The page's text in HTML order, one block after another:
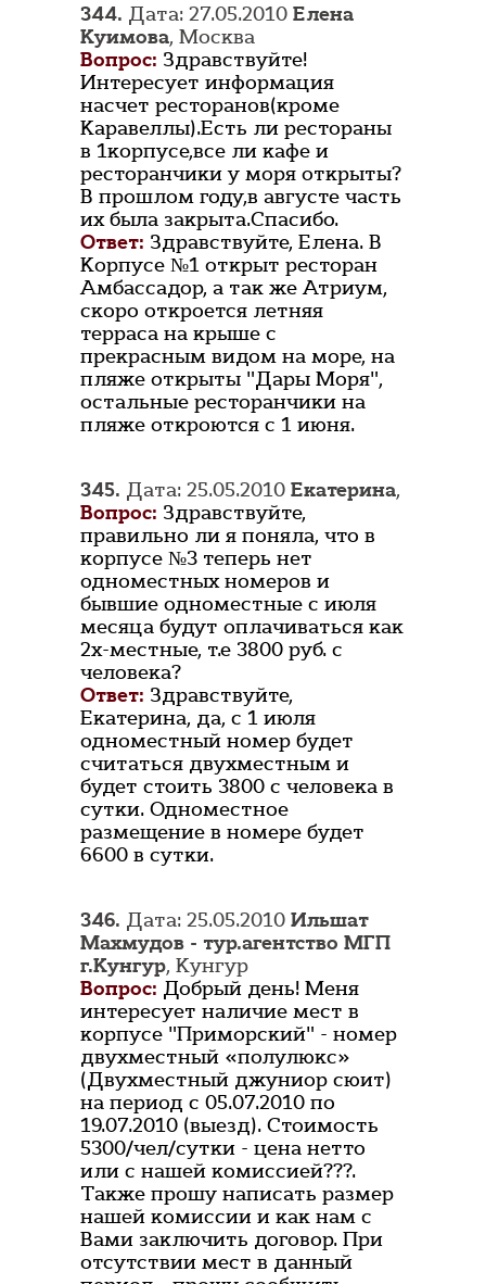
344. Дата: 27.05.2010 Елена
Куимова, Москва
Вопрос: Здравствуйте!
Интересует информация
насчет ресторанов(кроме
Каравеллы).Есть ли рестораны
в 1корпусе,все ли кафе и
ресторанчики у моря открыты?
В прошлом году,в августе часть
их была закрыта.Спасибо.
Ответ: Здравствуйте, Елена. В
Корпусе №1 открыт ресторан
Амбассадор, а так же Атриум,
скоро откроется летняя
терраса на крыше с
прекрасным видом на море, на
пляже открыты "Дары Моря",
остальные ресторанчики на
пляже откроются с 1 июня.
345. Дата: 25.05.2010 Екатерина,
Вопрос: Здравствуйте,
правильно ли я поняла, что в
корпусе №3 теперь нет
одноместных номеров и
бывшие одноместные с июля
месяца будут оплачиваться как
2х-местные, т.е 3800 руб. с
человека?
Ответ: Здравствуйте,
Екатерина, да, с 1 июля
одноместный номер будет
считаться двухместным и
будет стоить 3800 с человека в
сутки. Одноместное
размещение в номере будет
6600 в сутки.
346. Дата: 25.05.2010 Ильшат
Махмудов - тур.агентство МГП
г.Кунгур, Кунгур
Вопрос: Добрый день! Меня
интересует наличие мест в
корпусе "Приморский" - номер
двухместный «полулюкс»
(Двухместный джуниор сюит)
на период с 05.07.2010 по
19.07.2010 (выезд). Стоимость
5300/чел/сутки - цена нетто
или с нашей комиссией???.
Также прошу написать размер
нашей комиссии и как нам с
Вами заключить договор. При
отсутствии мест в данный